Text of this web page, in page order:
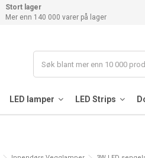
Stort lager
Mer enn 140 000 varer på lager
LED lamper LED Strips